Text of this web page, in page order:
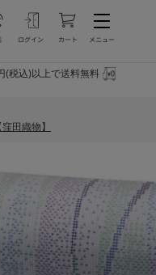
(税込)以上で送料無料
田織物】